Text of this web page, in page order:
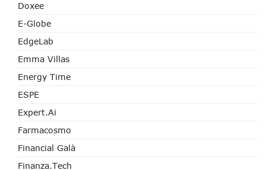
Doxee
E-Globe
EdgeLab
Emma Villas
Energy Time
ESPE
Expert.ai
Farmacosmo
Financial Galà
Finanza.tech